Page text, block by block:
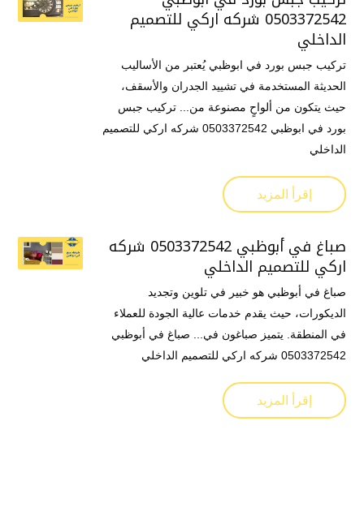
0503372542 شركه اركي للتصميم
الداخلي
تركيب جبس بورد في ابوظبي يُعتبر من الأساليب
الحديثة المستخدمة في تشييد الجدران والأسقف،
حيث يتكون من ألواحٍ مصنوعة من... تركيب جبس
بورد في ابوظبي 0503372542 شركه اركي للتصميم
الداخلي
إقرأ المزيد
صباغ في أبوظبي 0503372542 شركه
اركي للتصميم الداخلي
صباغ في أبوظبي هو خبير في تلوين وتجديد
الديكورات، حيث يقدم خدمات عالية الجودة للعملاء
في المنطقة. يتميز صباغون في... صباغ في أبوظبي
0503372542 شركه اركي للتصميم الداخلي
إقرأ المزيد